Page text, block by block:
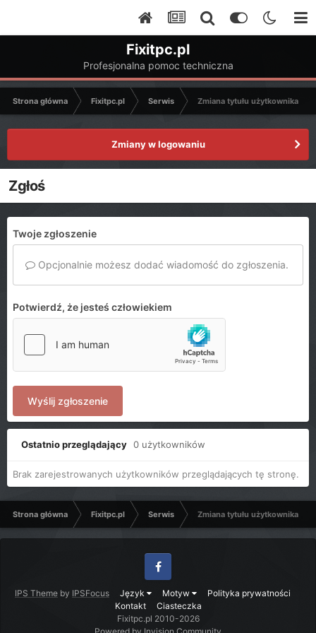
Fixitpc.pl
Profesjonalna pomoc techniczna
Strona główna Fixitpc.pl Serwis Zmiana tytułu użytkownika
Zmiany w logowaniu
Zgłoś
Twoje zgłoszenie
Opcjonalnie możesz dodać wiadomość do zgłoszenia.
Potwierdź, że jesteś człowiekiem
Wyślij zgłoszenie
Ostatnio przeglądający 0 użytkowników
Brak zarejestrowanych użytkowników przeglądających tę stronę.
Strona główna Fixitpc.pl Serwis Zmiana tytułu użytkownika
IPS Theme by IPSFocus Język Motyw
Polityka prywatności
Kontakt
Ciasteczka
Facebook
Fixitpc.pl 2010-2026